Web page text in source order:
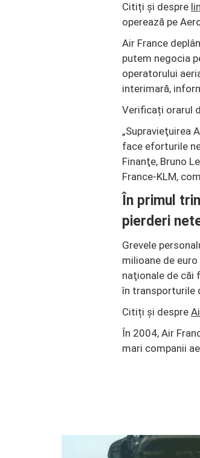
Citiți și despre
operează pe
Air France
putem negocia
operatorului
interimară,
Verificați orarul
„Supravieţuirea
face eforturile
Finanţe, Bruno
France-KLM,
În primul
pierderi
Grevele
milioane de
naţionale de căi
în transporturile
Citiți și despre
În 2004, Air
mari companii